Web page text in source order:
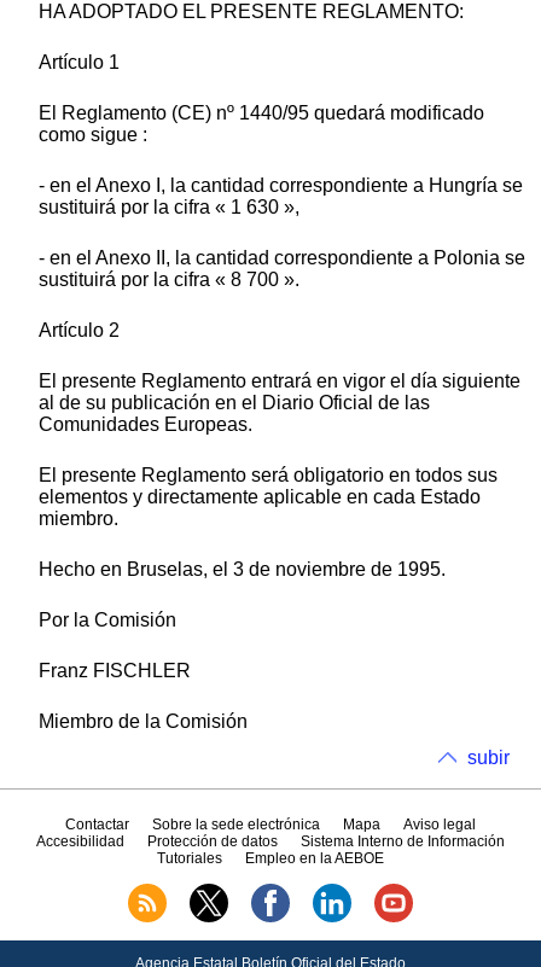
HA ADOPTADO EL PRESENTE REGLAMENTO:
Artículo 1
El Reglamento (CE) nº 1440/95 quedará modificado
como sigue :
- en el Anexo I, la cantidad correspondiente a Hungría se
sustituirá por la cifra « 1 630 »,
- en el Anexo II, la cantidad correspondiente a Polonia se
sustituirá por la cifra « 8 700 ».
Artículo 2
El presente Reglamento entrará en vigor el día siguiente
al de su publicación en el Diario Oficial de las
Comunidades Europeas.
El presente Reglamento será obligatorio en todos sus
elementos y directamente aplicable en cada Estado
miembro.
Hecho en Bruselas, el 3 de noviembre de 1995.
Por la Comisión
Franz FISCHLER
Miembro de la Comisión
subir
Contactar Sobre la sede electrónica Mapa
Aviso legal
Accesibilidad
Protección de datos
Sistema Interno de Información
Tutoriales
Empleo en la AEBOE